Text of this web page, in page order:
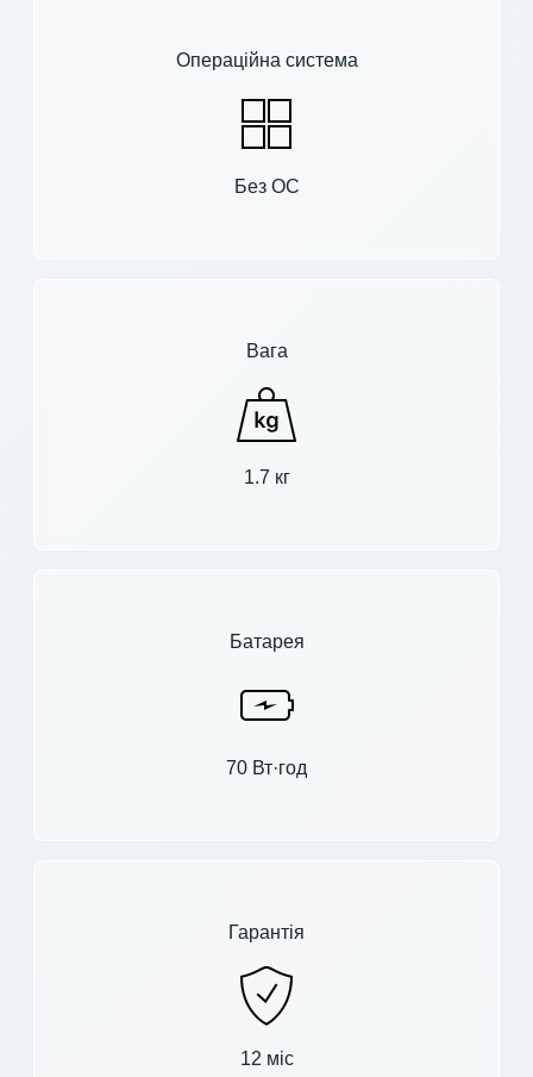
Операційна система
Без ОС
Вага
1.7 кг
Батарея
70 Вт·год
Гарантія
12 міс